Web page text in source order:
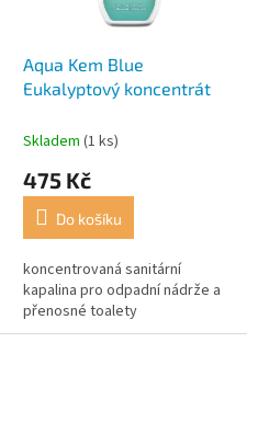
Aqua Kem Blue
Eukalyptový koncentrát
Skladem (1 ks)
475 Kč
Do košíku
koncentrovaná sanitární
kapalina pro odpadní nádrže a
přenosné toalety